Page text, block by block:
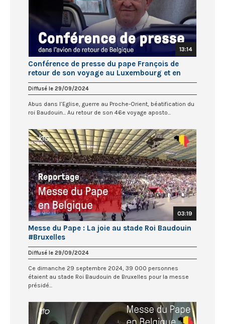
13:14
Conférence de presse du pape François de
retour de son voyage au Luxembourg et en
Belgique
Diffusé le 29/09/2024
Abus dans l’Eglise, guerre au Proche-Orient, béatification du
roi Baudouin... Au retour de son 46e voyage aposto...
03:19
Messe du Pape : La joie au stade Roi Baudouin
#Bruxelles
Diffusé le 29/09/2024
Ce dimanche 29 septembre 2024, 39 000 personnes
étaient au stade Roi Baudouin de Bruxelles pour la messe
présidé...